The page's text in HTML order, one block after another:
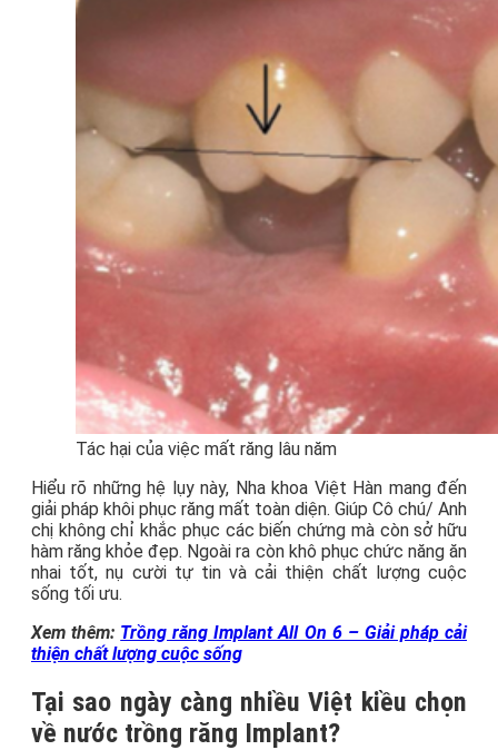
Tác hại của việc mất răng lâu năm
Hiểu rõ những hệ lụy này, Nha khoa Việt Hàn mang đến
giải pháp khôi phục răng mất toàn diện. Giúp Cô chú/ Anh
chị không chỉ khắc phục các biến chứng mà còn sở hữu
hàm răng khỏe đẹp. Ngoài ra còn khô phục chức năng ăn
nhai tốt, nụ cười tự tin và cải thiện chất lượng cuộc
sống tối ưu.
Xem thêm: Trồng răng Implant All On 6 – Giải pháp cải
thiện chất lượng cuộc sống
Tại sao ngày càng nhiều Việt kiều chọn
về nước trồng răng Implant?